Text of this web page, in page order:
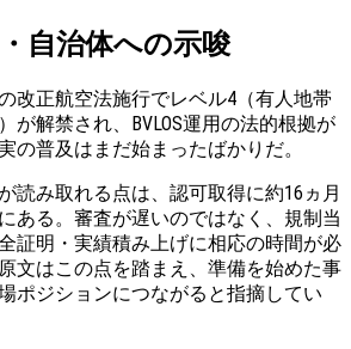
自治体への示唆
改正航空法施行でレベル4（有人地帯
が解禁され、BVLOS運用の法的根拠が
の普及はまだ始まったばかりだ。
読み取れる点は、認可取得に約16ヵ月
ある。審査が遅いのではなく、規制当
証明・実績積み上げに相応の時間が必
文はこの点を踏まえ、準備を始めた事
ポジションにつながると指摘してい